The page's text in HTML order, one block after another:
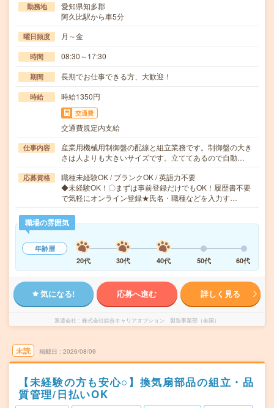
勤務地
愛知県知多郡
阿久比駅から車5分
曜日頻度 月～金
時間 08:30～17:30
期間 長期でお仕事できる方、大歓迎！
時給 時給1350円
交通費
交通費規定内支給
仕事内容
産業用機械用制御盤の配線と組立業務です。制御盤の大き
さは人よりも大きいサイズです。立ててあるので自動…
応募資格
職種未経験OK / ブランクOK / 英語力不要
◆未経験OK！〇まずは事前登録だけでもOK！履歴書不要
で気軽にオンライン登録★氏名・職種などを入力す…
職場の雰囲気
年齢層
20代
30代 40代 50代 60代
気になる! 応募へ進む 詳しく見る
派遣会社 株式会社綜合キャリアオプション 製造事業部（全国）
未読 掲載日 2026/08/09
【未経験の方も安心○】換気扇部品の組立・品
質管理/日払いOK